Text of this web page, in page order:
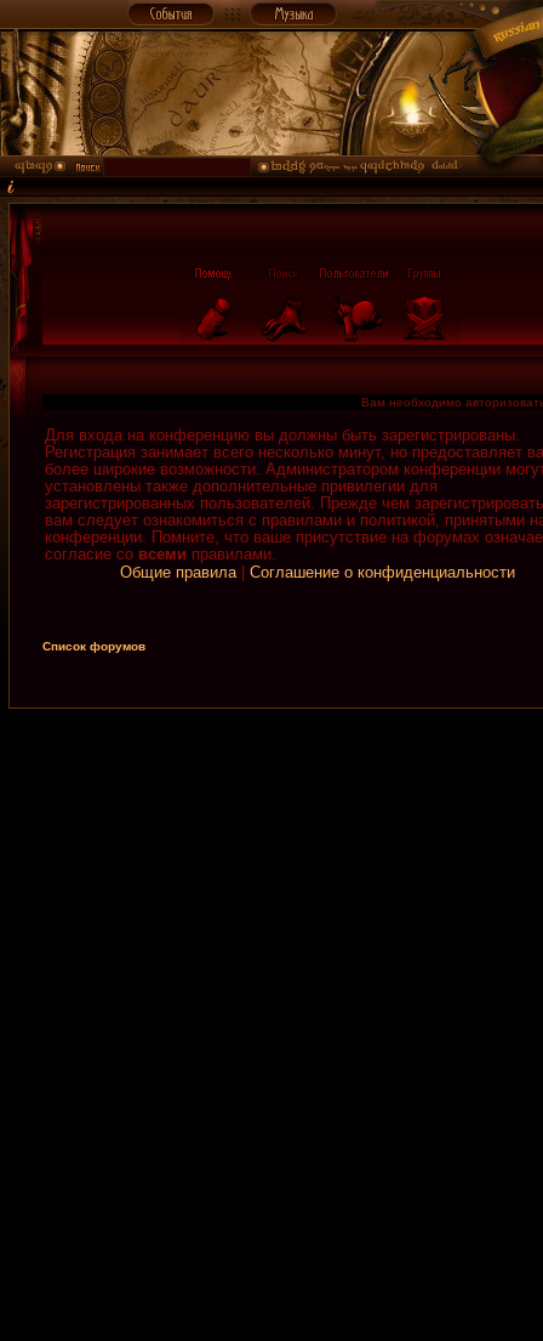
Вам необходимо
Для входа на конференцию вы должны быть зарегистрированы.
Регистрация занимает всего несколько минут, но предоставляет
более широкие возможности. Администратором конференции
установлены также дополнительные привилегии для
зарегистрированных пользователей. Прежде чем
вам следует ознакомиться с правилами и политикой, принятыми
конференции. Помните, что ваше присутствие на форумах
согласие со всеми правилами.
Общие правила| Соглашение о конфиденциальности
Список форумов